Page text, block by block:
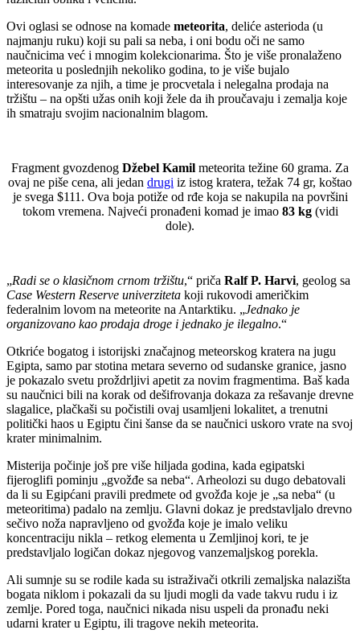
Ovi oglasi se odnose na komade meteorita, deliće asterioda (u
najmanju ruku) koji su pali sa neba, i oni bodu oči ne samo
naučnicima već i mnogim kolekcionarima. Što je više pronalaženo
meteorita u poslednjih nekoliko godina, to je više bujalo
interesovanje za njih, a time je procvetala i nelegalna prodaja na
tržištu – na opšti užas onih koji žele da ih proučavaju i zemalja koje
ih smatraju svojim nacionalnim blagom.
Fragment gvozdenog Džebel Kamil meteorita težine 60 grama. Za
ovaj ne piše cena, ali jedan drugi iz istog kratera, težak 74 gr, koštao
je svega $111. Ova boja potiže od rđe koja se nakupila na površini
tokom vremena. Najveći pronađeni komad je imao 83 kg(vidi
dole).
„Radi se o klasičnom crnom tržištu,“ priča Ralf P. Harvi, geolog sa
Case Western Reserve univerziteta koji rukovodi američkim
federalnim lovom na meteorite na Antarktiku. „Jednako je
organizovano kao prodaja droge i jednako je ilegalno.“
Otkriće bogatog i istorijski značajnog meteorskog kratera na jugu
Egipta, samo par stotina metara severno od sudanske granice, jasno
je pokazalo svetu proždrljivi apetit za novim fragmentima. Baš kada
su naučnici bili na korak od dešifrovanja dokaza za rešavanje drevne
slagalice, plačkaši su počistili ovaj usamljeni lokalitet, a trenutni
politički haos u Egiptu čini šanse da se naučnici uskoro vrate na svoj
krater minimalnim.
Misterija počinje još pre više hiljada godina, kada egipatski
fijeroglifi pominju „gvožđe sa neba“. Arheolozi su dugo debatovali
da li su Egipćani pravili predmete od gvožđa koje je „sa neba“ (u
meteoritima) padalo na zemlju. Glavni dokaz je predstavljalo drevno
sečivo noža napravljeno od gvožđa koje je imalo veliku
koncentraciju nikla – retkog elementa u Zemljinoj kori, te je
predstavljalo logičan dokaz njegovog vanzemaljskog porekla.
Ali sumnje su se rodile kada su istraživači otkrili zemaljska nalazišta
bogata niklom i pokazali da su ljudi mogli da vade takvu rudu i iz
zemlje. Pored toga, naučnici nikada nisu uspeli da pronađu neki
udarni krater u Egiptu, ili tragove nekih meteorita.